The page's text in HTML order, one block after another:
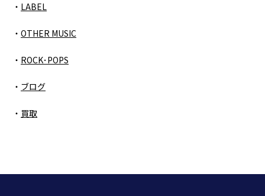
LABEL
OTHER MUSIC
ROCK･POPS
ブログ
買取